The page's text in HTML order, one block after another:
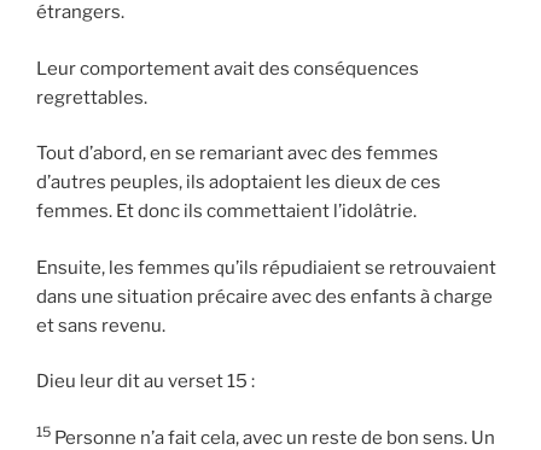
étrangers.
Leur comportement avait des conséquences
regrettables.
Tout d’abord, en se remariant avec des femmes
d’autres peuples, ils adoptaient les dieux de ces
femmes. Et donc ils commettaient l’idolâtrie.
Ensuite, les femmes qu’ils répudiaient se retrouvaient
dans une situation précaire avec des enfants à charge
et sans revenu.
Dieu leur dit au verset 15 :
15 Personne n’a fait cela, avec un reste de bon sens. Un